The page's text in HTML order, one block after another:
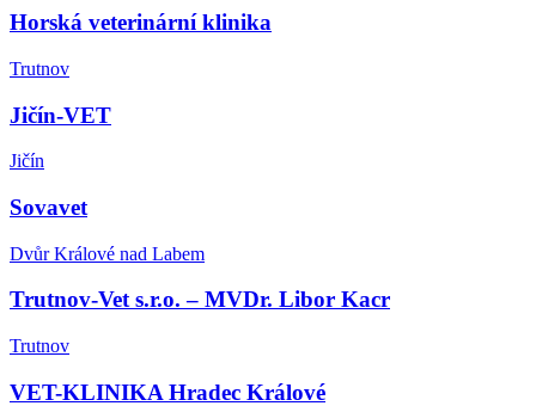
Horská veterinární klinika
Trutnov
Jičín-VET
Jičín
Sovavet
Dvůr Králové nad Labem
Trutnov-Vet s.r.o. – MVDr. Libor Kacr
Trutnov
VET-KLINIKA Hradec Králové